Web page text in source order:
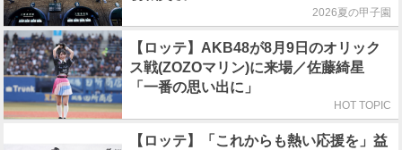
2026夏の甲子園
【ロッテ】AKB48が8月9日のオリック
ス戦(ZOZOマリン)に来場／佐藤綺星
「一番の思い出に」
HOT TOPIC
【ロッテ】「これからも熱い応援を」益